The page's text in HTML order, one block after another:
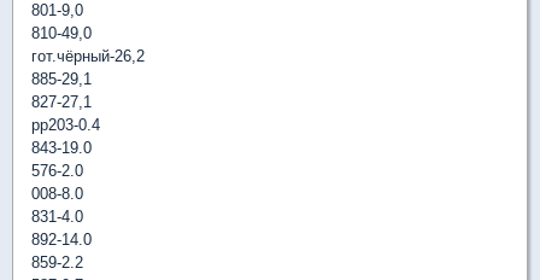
801-9,0
810-49,0
гот.чёрный-26,2
885-29,1
827-27,1
pp203-0.4
843-19.0
576-2.0
008-8.0
831-4.0
892-14.0
859-2.2